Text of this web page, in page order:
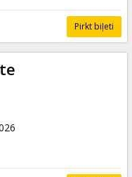
Pirkt biļeti